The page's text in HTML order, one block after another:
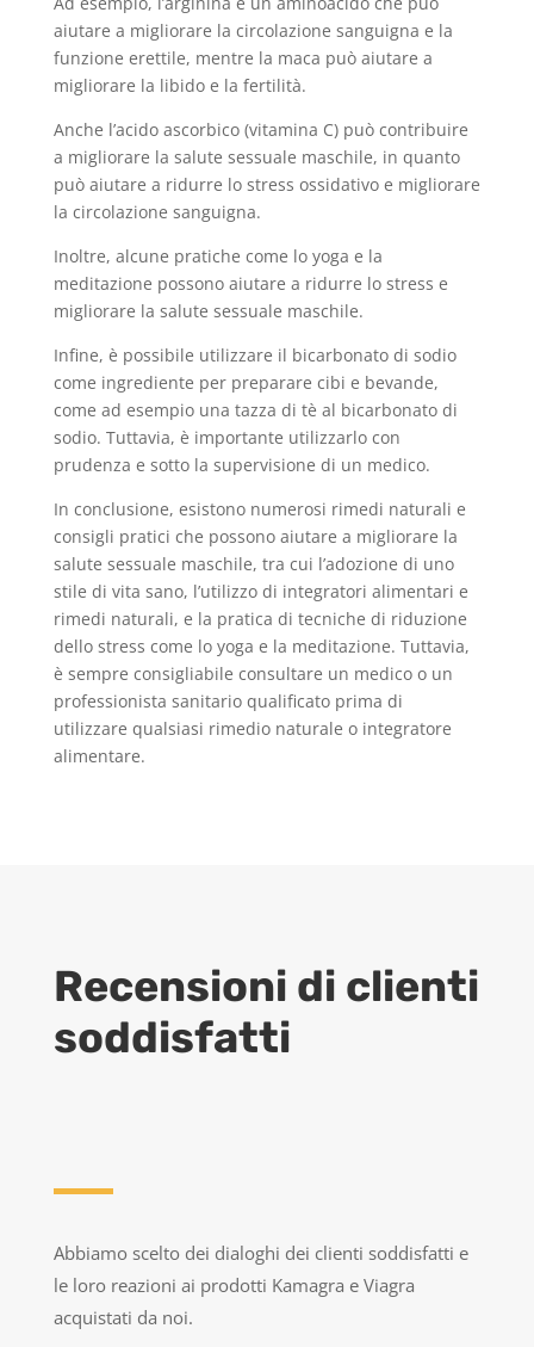
aiutare a migliorare la circolazione sanguigna e la
funzione erettile, mentre la maca può aiutare a
migliorare la libido e la fertilità.
Anche l’acido ascorbico (vitamina C) può contribuire
a migliorare la salute sessuale maschile, in quanto
può aiutare a ridurre lo stress ossidativo e migliorare
la circolazione sanguigna.
Inoltre, alcune pratiche come lo yoga e la
meditazione possono aiutare a ridurre lo stress e
migliorare la salute sessuale maschile.
Infine, è possibile utilizzare il bicarbonato di sodio
come ingrediente per preparare cibi e bevande,
come ad esempio una tazza di tè al bicarbonato di
sodio. Tuttavia, è importante utilizzarlo con
prudenza e sotto la supervisione di un medico.
In conclusione, esistono numerosi rimedi naturali e
consigli pratici che possono aiutare a migliorare la
salute sessuale maschile, tra cui l’adozione di uno
stile di vita sano, l’utilizzo di integratori alimentari e
rimedi naturali, e la pratica di tecniche di riduzione
dello stress come lo yoga e la meditazione. Tuttavia,
è sempre consigliabile consultare un medico o un
professionista sanitario qualificato prima di
utilizzare qualsiasi rimedio naturale o integratore
alimentare.
Recensioni di clienti
soddisfatti
Abbiamo scelto dei dialoghi dei clienti soddisfatti e
le loro reazioni ai prodotti Kamagra e Viagra
acquistati da noi.